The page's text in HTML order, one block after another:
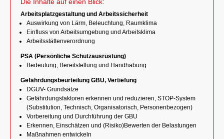
Arbeitsplatzgestaltung und Arbeitssicherheit
Auswirkung von Lärm, Beleuchtung, Raumklima
Einfluss von Arbeitsumgebung und Arbeitsklima
Arbeitsstättenverordnung
PSA (Persönliche Schutzausrüstung)
Bedeutung, Bereitstellung und Handhabung
Gefährdungsbeurteilung GBU, Vertiefung
DGUV- Grundsätze
Gefährdungsfaktoren erkennen und reduzieren, STOP-System
(Substitution, Technisch, Organisatorisch, Personenbezogen)
Vorbereitung und Durchführung der GBU
Erkennen, Einschätzen und (Risiko)Bewerten der Belastungen
Maßnahmen entwickeln